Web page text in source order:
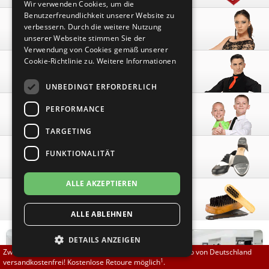
Brautschuhe
Sneaker
Übergrößen 43-44
Flexerinas
Merlet
Nueva Epoca
RayRose
Rummos
Rumpf
TopTanz
Damen
Kinder
Steppschuhe
Zubehör
Zwischen 70,00 EUR und 800,00 EUR liefern wir innerhalb von Deutschland
versandkostenfrei! Kostenlose Retoure möglich1.
Wir verwenden Cookies, um die
Benutzerfreundlichkeit unserer Website zu
verbessern. Durch die weitere Nutzung
unserer Webseite stimmen Sie der
Verwendung von Cookies gemäß unserer
Cookie-Richtlinie zu. Weitere Informationen
UNBEDINGT ERFORDERLICH
PERFORMANCE
TARGETING
FUNKTIONALITÄT
ALLE AKZEPTIEREN
ALLE ABLEHNEN
DETAILS ANZEIGEN